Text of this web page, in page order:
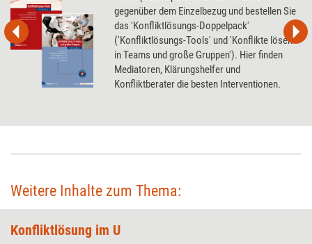
gegenüber dem Einzelbezug und bestellen Sie
das 'Konfliktlösungs-Doppelpack'
('Konfliktlösungs-Tools' und 'Konflikte lösen
in Teams und große Gruppen'). Hier finden
Mediatoren, Klärungshelfer und
Konfliktberater die besten Interventionen.
Weitere Inhalte zum Thema:
Konfliktlösung im U